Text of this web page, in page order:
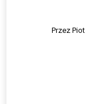
Przez